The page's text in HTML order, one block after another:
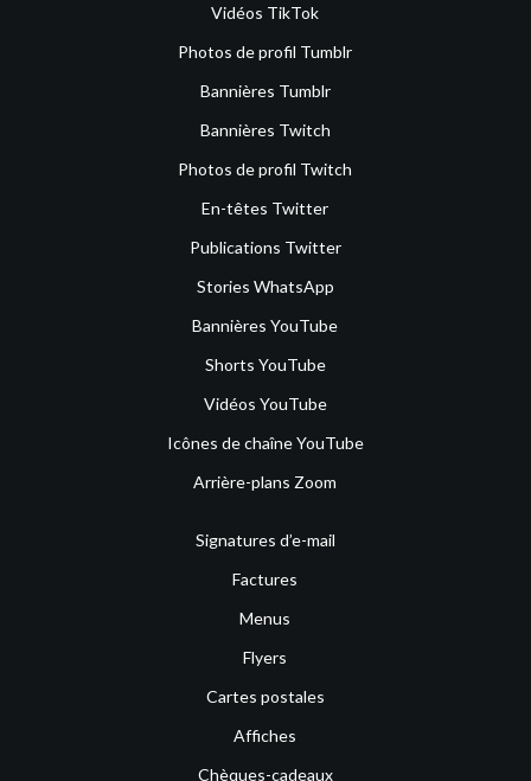
Vidéos TikTok
Photos de profil Tumblr
Bannières Tumblr
Bannières Twitch
Photos de profil Twitch
En-têtes Twitter
Publications Twitter
Stories WhatsApp
Bannières YouTube
Shorts YouTube
Vidéos YouTube
Icônes de chaîne YouTube
Arrière-plans Zoom
Signatures d’e-mail
Factures
Menus
Flyers
Cartes postales
Affiches
Chèques-cadeaux